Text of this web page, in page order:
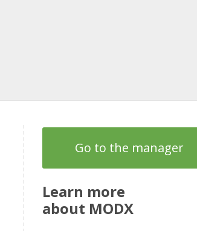
Go to the manager
Learn more
about MODX